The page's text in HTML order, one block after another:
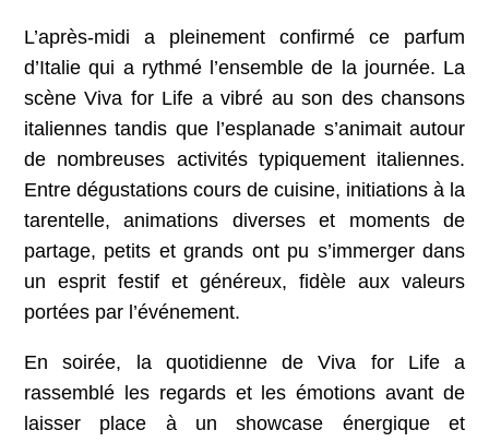
L’après-midi a pleinement confirmé ce parfum
d’Italie qui a rythmé l’ensemble de la journée. La
scène Viva for Life a vibré au son des chansons
italiennes tandis que l’esplanade s’animait autour
de nombreuses activités typiquement italiennes.
Entre dégustations cours de cuisine, initiations à la
tarentelle, animations diverses et moments de
partage, petits et grands ont pu s’immerger dans
un esprit festif et généreux, fidèle aux valeurs
portées par l’événement.
En soirée, la quotidienne de Viva for Life a
rassemblé les regards et les émotions avant de
laisser place à un showcase énergique et